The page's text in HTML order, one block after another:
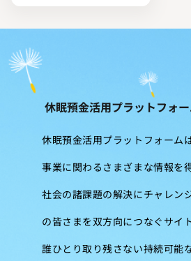
休眠預金活用プラットフォ
休眠預金活用プラットフォーム
事業に関わるさまざまな情報を
社会の諸課題の解決にチャレン
の皆さまを双方向につなぐサイ
誰ひとり取り残さない持続可能